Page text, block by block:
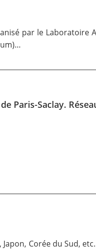
par le Laboratoire
)…
Paris-Saclay.
Corée du Sud,